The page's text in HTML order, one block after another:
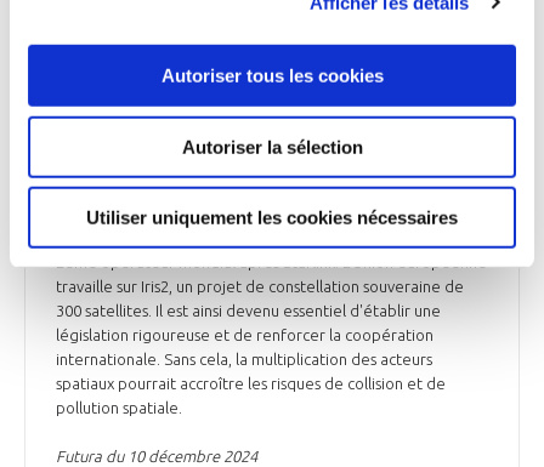
Autoriser tous les cookies
Autoriser la sélection
Utiliser uniquement les cookies nécessaires
Lucken, CEO d’Aldoria*, 1ère entreprise européenne privée,
engagée dans la surveillance et la sécurité de l'orbite
comptait plus de 6 300 satellites en service début
septembre, avec un objectif finalement prévu entre 12 000
200 satellites. En Chine, la constellation de Shanghai
Spacecom Satellite Technology pourrait atteindre plus de 15
travaille sur Iris2, un projet de constellation souveraine de
300 satellites. Il est ainsi devenu essentiel d'établir une
législation rigoureuse et de renforcer la coopération
internationale. Sans cela, la multiplication des acteurs
spatiaux pourrait accroître les risques de collision et de
pollution spatiale.
Futura du 10 décembre 2024